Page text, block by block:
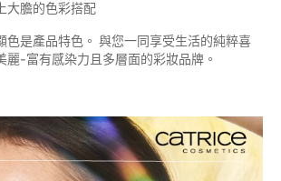
大膽的色彩搭配
色是產品特色。 與您一同享受生活的純粹喜
麗-富有感染力且多層面的彩妝品牌。